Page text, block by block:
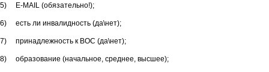
5) Е-МАIL (обязательно!);
6) есть ли инвалидность (да\нет);
7) принадлежность к ВОС (да\нет);
8) образование (начальное, среднее, высшее);